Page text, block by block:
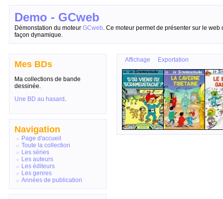
Demo - GCweb
Démonstation du moteur GCweb. Ce moteur permet de présenter sur le
façon dynamique.
Mes BDs
Ma collections de bande
dessinée.
Une BD au hasard .
Navigation
Page d'accueil
Toute la collection
Les séries
Les auteurs
Les éditeurs
Les genres
Années de publication
Affichage Exportation